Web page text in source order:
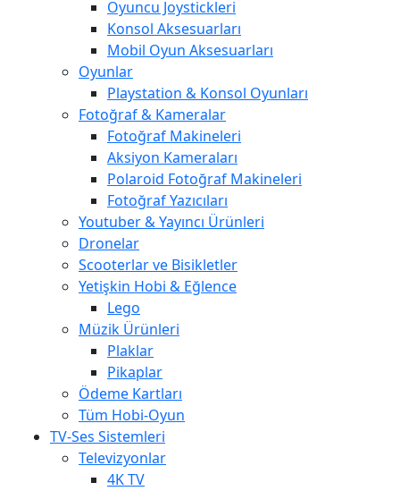
Oyuncu Joystickleri
Konsol Aksesuarları
Mobil Oyun Aksesuarları
Oyunlar
Playstation & Konsol Oyunları
Fotoğraf & Kameralar
Fotoğraf Makineleri
Aksiyon Kameraları
Polaroid Fotoğraf Makineleri
Fotoğraf Yazıcıları
Youtuber & Yayıncı Ürünleri
Dronelar
Scooterlar ve Bisikletler
Yetişkin Hobi & Eğlence
Lego
Müzik Ürünleri
Plaklar
Pikaplar
Ödeme Kartları
Tüm Hobi-Oyun
TV-Ses Sistemleri
Televizyonlar
4K TV